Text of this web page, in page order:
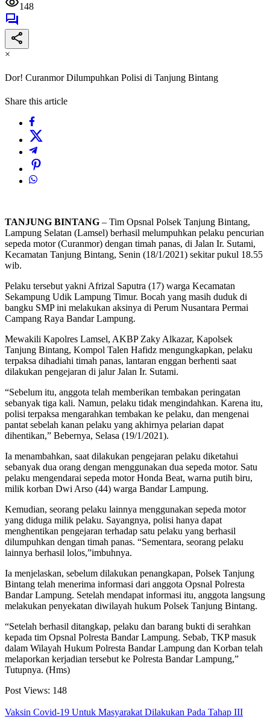
148
×
Dor! Curanmor Dilumpuhkan Polisi di Tanjung Bintang
Share this article
TANJUNG BINTANG – Tim Opsnal Polsek Tanjung Bintang,
Lampung Selatan (Lamsel) berhasil melumpuhkan pelaku pencurian
sepeda motor (Curanmor) dengan timah panas, di Jalan Ir. Sutami,
Kecamatan Tanjung Bintang, Senin (18/1/2021) sekitar pukul 18.55
wib.
Pelaku tersebut yakni Afrizal Saputra (17) warga Kecamatan
Sekampung Udik Lampung Timur. Bocah yang masih duduk di
bangku SMP ini melakukan aksinya di Perum Nusantara Permai
Campang Raya Bandar Lampung.
Mewakili Kapolres Lamsel, AKBP Zaky Alkazar, Kapolsek
Tanjung Bintang, Kompol Talen Hafidz mengungkapkan, pelaku
terpaksa dihadiahi timah panas, lantaran enggan berhenti saat
dilakukan pengejaran di jalur Jalan Ir. Sutami.
“Sebelum itu, anggota telah memberikan tembakan peringatan
sebanyak tiga kali. Namun, pelaku tidak mengindahkan. Karena itu,
polisi terpaksa mengarahkan tembakan ke pelaku, dan mengenai
pantat sebelah kanan pelaku yang akhirnya pelarian dapat
dihentikan,” Bebernya, Selasa (19/1/2021).
Ia menambahkan, saat dilakukan pengejaran pelaku diketahui
sebanyak dua orang dengan menggunakan dua sepeda motor. Satu
pelaku mengendarai sepeda motor Honda Beat, warna putih biru,
milik korban Dwi Arso (44) warga Bandar Lampung.
Kemudian, seorang pelaku lainnya menggunakan sepeda motor
yang diduga milik pelaku. Sayangnya, polisi hanya dapat
menghentikan pengejaran terhadap satu pelaku yang berhasil
dilumpuhkan dengan timah panas. “Sementara, seorang pelaku
lainnya berhasil lolos,”imbuhnya.
Ia menjelaskan, sebelum dilakukan penangkapan, Polsek Tanjung
Bintang telah menerima informasi dari anggota Opsnal Polresta
Bandar Lampung. Setelah mendapat informasi itu, anggota langsung
melakukan penyekatan diwilayah hukum Polsek Tanjung Bintang.
“Setelah berhasil ditangkap, pelaku dan barang bukti di serahkan
kepada tim Opsnal Polresta Bandar Lampung. Sebab, TKP masuk
dalam Wilayah Hukum Polresta Bandar Lampung dan Korban telah
melaporkan kerjadian tersebut ke Polresta Bandar Lampung,”
Tutupnya. (Hms)
Post Views: 148
Vaksin Covid-19 Untuk Masyarakat Dilakukan Pada Tahap III